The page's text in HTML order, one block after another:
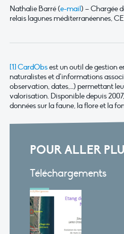
Nathalie Barré (e-mail) – Chargée
relais lagunes méditerranéennes,
[1]CardObsest un outil de gestion
naturalistes et d’informations
observation, dates,…) permettant
valorisation. Disponible depuis
données sur la faune, la flore et la
POUR ALLER
Téléchargements